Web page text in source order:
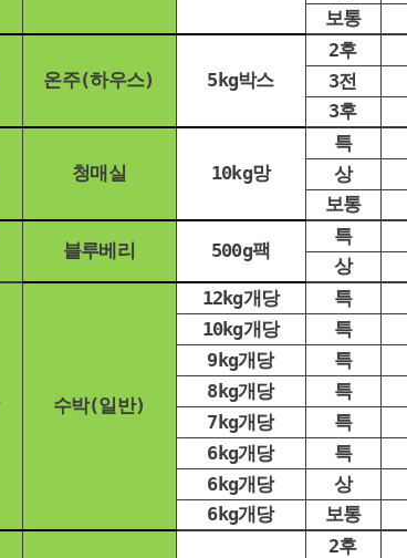
보통
온주(하우스) 5kg박스
2후
3전
3후
청매실 10kg망
특
상
보통
블루베리 500g팩
특
상
수박(일반)
12kg개당 특
10kg개당 특
9kg개당
특
8kg개당
특
7kg개당
특
6kg개당
특
6kg개당
상
6kg개당
보통
2후